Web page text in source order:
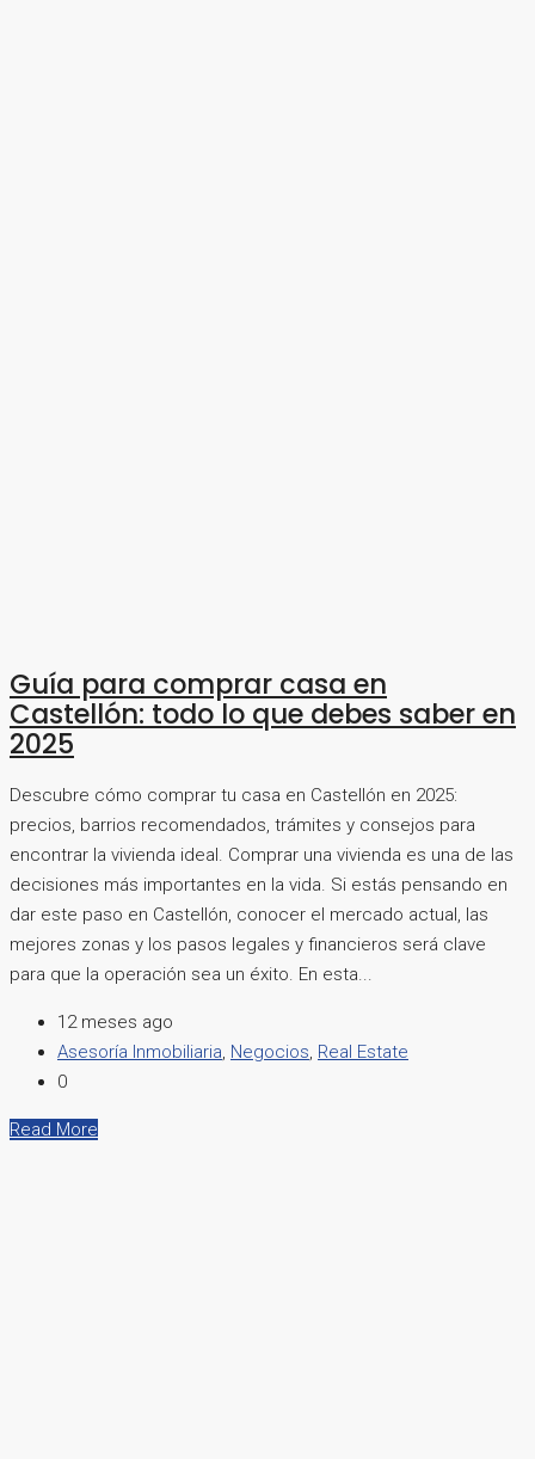
Guía para comprar casa en
Castellón: todo lo que debes saber en
2025
Descubre cómo comprar tu casa en Castellón en 2025:
precios, barrios recomendados, trámites y consejos para
encontrar la vivienda ideal. Comprar una vivienda es una de las
decisiones más importantes en la vida. Si estás pensando en
dar este paso en Castellón, conocer el mercado actual, las
mejores zonas y los pasos legales y financieros será clave
para que la operación sea un éxito. En esta...
12 meses ago
Asesoría Inmobiliaria, Negocios, Real Estate
0
Read More